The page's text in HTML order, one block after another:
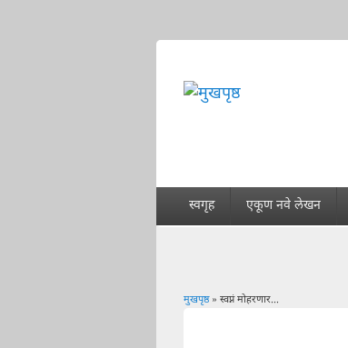
स्वगृह एकूण नवे लेखन
मुखपृष्ठ» स्वप्नं मोहरणार...